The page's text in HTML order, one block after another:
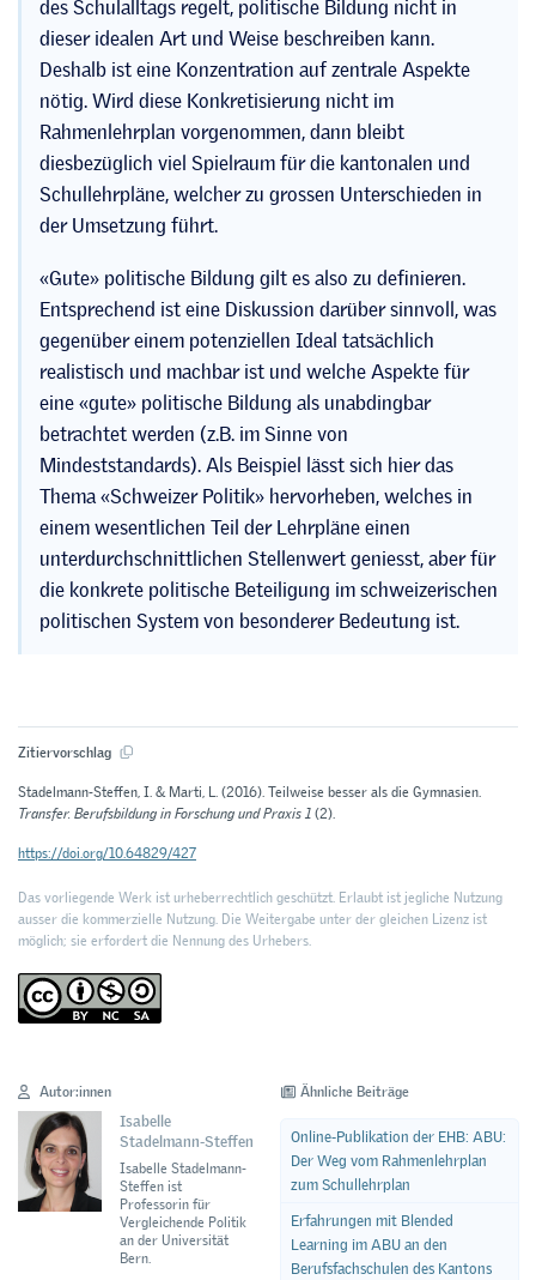
des Schulalltags regelt, politische Bildung nicht in
dieser idealen Art und Weise beschreiben kann.
Deshalb ist eine Konzentration auf zentrale Aspekte
nötig. Wird diese Konkretisierung nicht im
Rahmenlehrplan vorgenommen, dann bleibt
diesbezüglich viel Spielraum für die kantonalen und
Schullehrpläne, welcher zu grossen Unterschieden in
der Umsetzung führt.
«Gute» politische Bildung gilt es also zu definieren.
Entsprechend ist eine Diskussion darüber sinnvoll, was
gegenüber einem potenziellen Ideal tatsächlich
realistisch und machbar ist und welche Aspekte für
eine «gute» politische Bildung als unabdingbar
betrachtet werden (z.B. im Sinne von
Mindeststandards). Als Beispiel lässt sich hier das
Thema «Schweizer Politik» hervorheben, welches in
einem wesentlichen Teil der Lehrpläne einen
unterdurchschnittlichen Stellenwert geniesst, aber für
die konkrete politische Beteiligung im schweizerischen
politischen System von besonderer Bedeutung ist.
Zitiervorschlag
Stadelmann-Steffen, I. & Marti, L. (2016). Teilweise besser als die Gymnasien.
Transfer. Berufsbildung in Forschung und Praxis 1(2).
https://doi.org/10.64829/427
Das vorliegende Werk ist urheberrechtlich geschützt. Erlaubt ist jegliche Nutzung
ausser die kommerzielle Nutzung. Die Weitergabe unter der gleichen Lizenz ist
möglich; sie erfordert die Nennung des Urhebers.
Autor:innen
Isabelle
Stadelmann-Steffen
Isabelle Stadelmann-
Steffen ist
Professorin für
Vergleichende Politik
an der Universität
Bern.
Ähnliche Beiträge
Online-Publikation der EHB: ABU:
Der Weg vom Rahmenlehrplan
zum Schullehrplan
Erfahrungen mit Blended
Learning im ABU an den
Berufsfachschulen des Kantons